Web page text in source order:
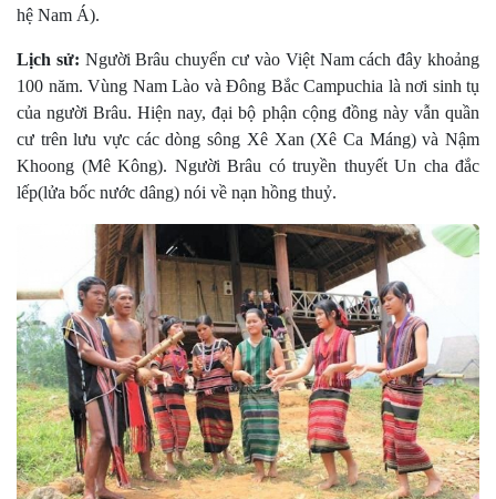
hệ Nam Á).
Lịch sử: Người Brâu chuyển cư vào Việt Nam cách đây khoảng
100 năm. Vùng Nam Lào và Ðông Bắc Campuchia là nơi sinh tụ
của người Brâu. Hiện nay, đại bộ phận cộng đồng này vẫn quần
cư trên lưu vực các dòng sông Xê Xan (Xê Ca Máng) và Nậm
Khoong (Mê Kông). Người Brâu có truyền thuyết Un cha đắc
lếp(lửa bốc nước dâng) nói về nạn hồng thuỷ.